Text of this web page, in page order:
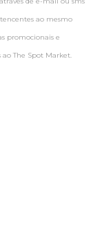
ao mesmo
promocionais e
The Spot Market.